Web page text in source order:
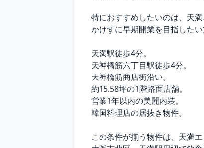
特におすすめしたいのは、天
かけずに早期開業を目指した
天満駅徒歩4分。
天神橋筋六丁目駅徒歩4分。
天神橋筋商店街沿い。
約15.58坪の1階路面店舗。
営業1年以内の美麗内装。
韓国料理店の居抜き物件。
この条件が揃う物件は、天満